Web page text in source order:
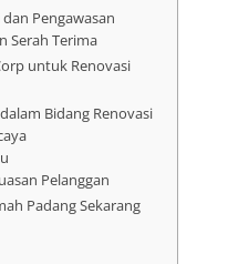
Pengawasan
Serah Terima
untuk Renovasi
Bidang Renovasi
Pelanggan
Padang Sekarang